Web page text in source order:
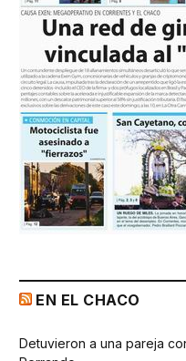
EN EL CHACO
Detuvieron a una pareja